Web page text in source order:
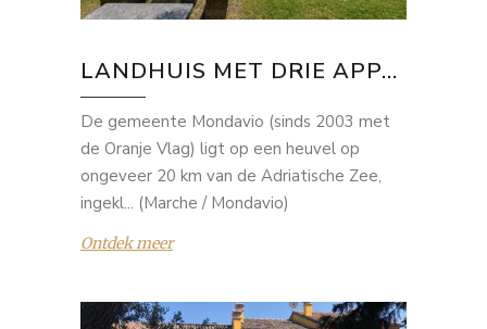
LANDHUIS MET DRIE APP...
De gemeente Mondavio (sinds 2003 met
de Oranje Vlag) ligt op een heuvel op
ongeveer 20 km van de Adriatische Zee,
ingekl... (Marche / Mondavio)
Ontdek meer